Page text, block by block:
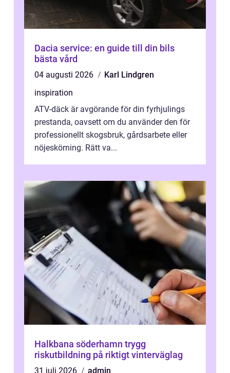
Dacia service: en guide till din bils
bästa vård
04 augusti 2026
Karl Lindgren
inspiration
ATV-däck är avgörande för din fyrhjulings
prestanda, oavsett om du använder den för
professionellt skogsbruk, gårdsarbete eller
nöjeskörning. Rätt va...
Halkbana söderhamn trygg
riskutbildning på riktigt vinterväglag
31 juli 2026
admin